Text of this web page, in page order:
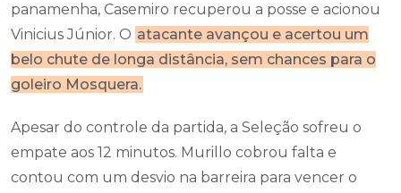
panamenha, Casemiro recuperou a posse e acionou
Vinicius Júnior. O atacante avançou e acertou um
belo chute de longa distância, sem chances para o
goleiro Mosquera.
Apesar do controle da partida, a Seleção sofreu o
empate aos 12 minutos. Murillo cobrou falta e
contou com um desvio na barreira para vencer o